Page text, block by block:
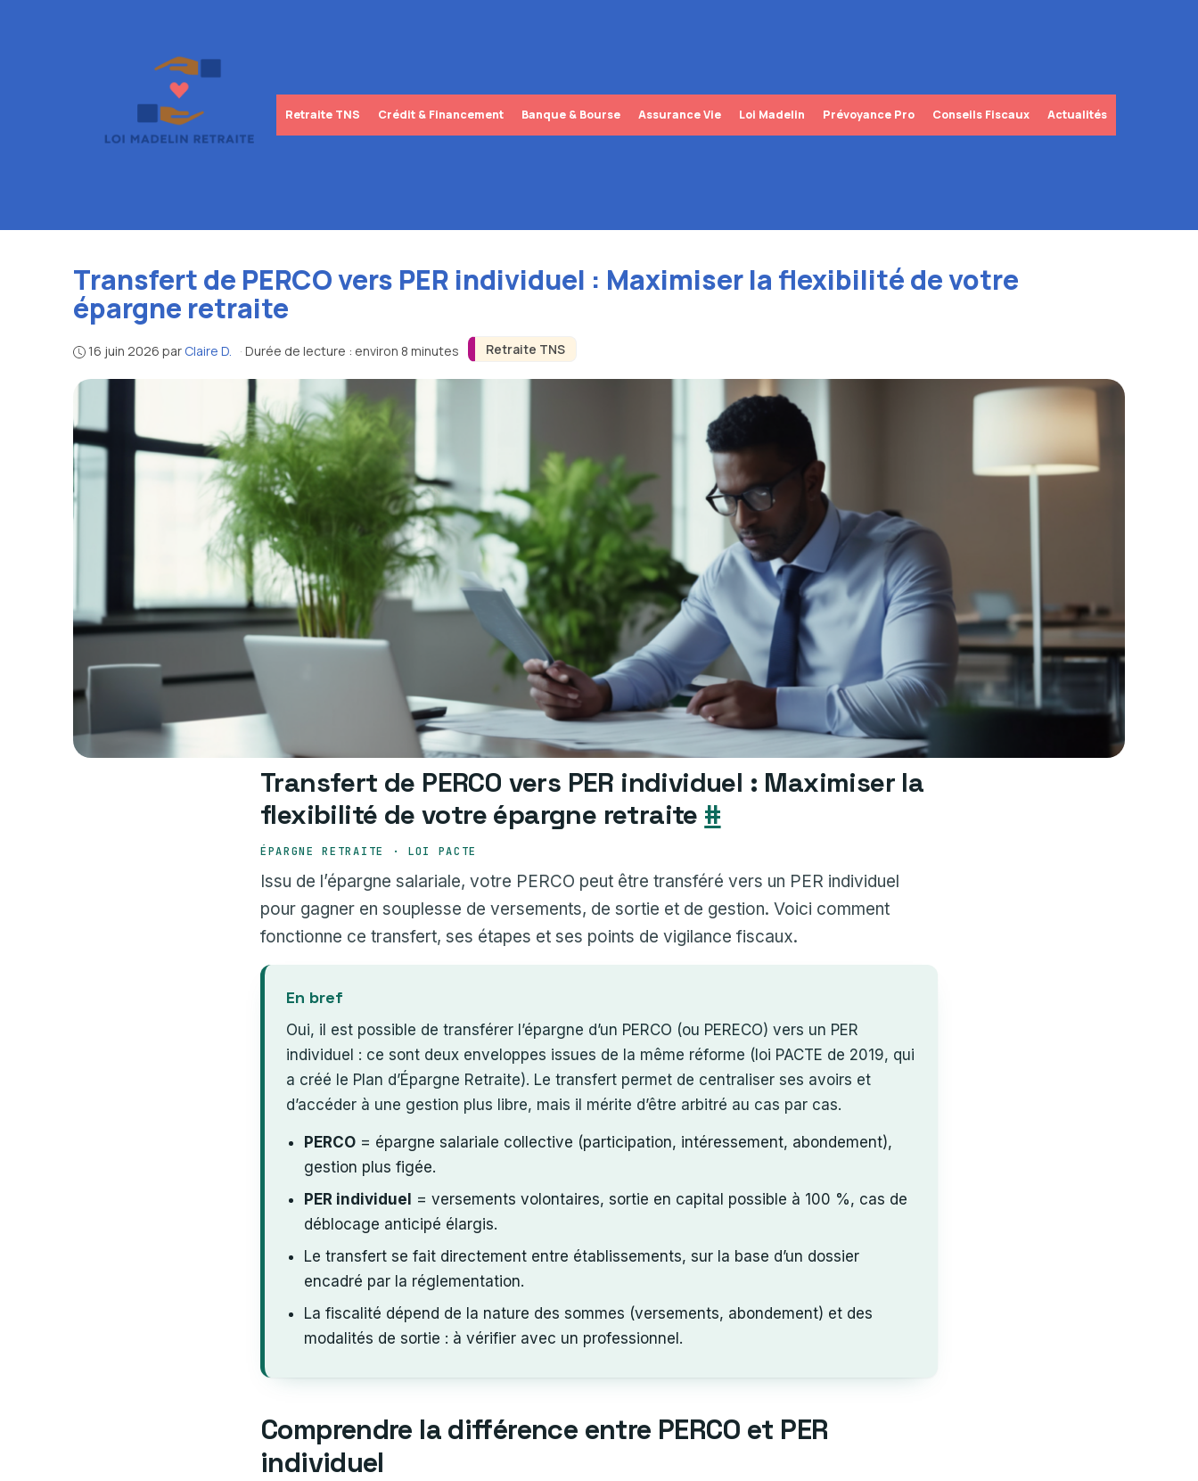
Retraite TNS Crédit & Financement Banque & Bourse Assurance Vie Loi Madelin Prévoyance Pro Conseils Fiscaux Actualités
Retraite TNS
Transfert de PERCO vers PER individuel : Maximiser la flexibilité de votre
épargne retraite
16 juin 2026 par Claire D. · Durée de lecture : environ 8 minutes
Transfert de PERCO vers PER individuel : Maximiser la
flexibilité de votre épargne retraite #
ÉPARGNE RETRAITE · LOI PACTE
Issu de l’épargne salariale, votre PERCO peut être transféré vers un PER individuel
pour gagner en souplesse de versements, de sortie et de gestion. Voici comment
fonctionne ce transfert, ses étapes et ses points de vigilance fiscaux.
En bref
Oui, il est possible de transférer l’épargne d’un PERCO (ou PERECO) vers un PER
individuel : ce sont deux enveloppes issues de la même réforme (loi PACTE de 2019, qui
a créé le Plan d’Épargne Retraite). Le transfert permet de centraliser ses avoirs et
d’accéder à une gestion plus libre, mais il mérite d’être arbitré au cas par cas.
PERCO = épargne salariale collective (participation, intéressement, abondement),
gestion plus figée.
PER individuel
= versements volontaires, sortie en capital possible à 100 %, cas de
déblocage anticipé élargis.
Le transfert se fait directement entre établissements, sur la base d’un dossier
encadré par la réglementation.
La fiscalité dépend de la nature des sommes (versements, abondement) et des
modalités de sortie : à vérifier avec un professionnel.
Comprendre la différence entre PERCO et PER
individuel